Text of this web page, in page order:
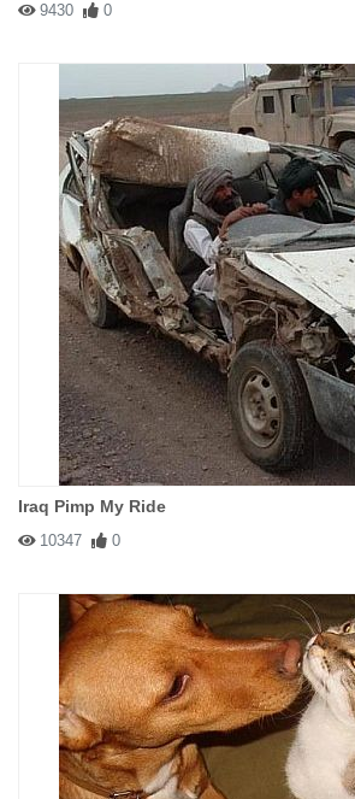
9430 0
Iraq Pimp My Ride
10347 0